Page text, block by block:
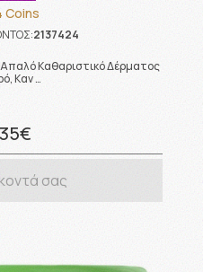
Coins
2137424
Καθαριστικό Δέρματος
Καν …
σας